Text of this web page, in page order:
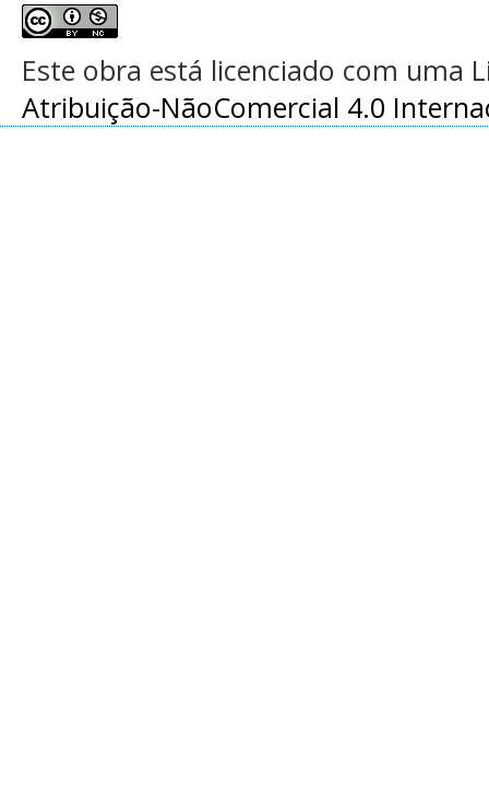
Este obra está licenciado com uma
Atribuição-NãoComercial 4.0